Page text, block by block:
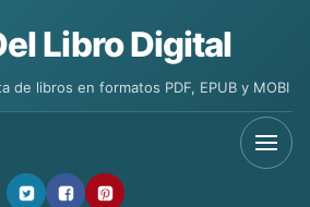
Libro Digital
de libros en formatos PDF, EPUB y MOBI